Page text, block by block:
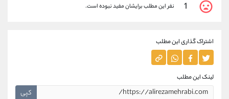
1 نفر این مطلب برایشان مفید نبوده است.
اشتراک گذاری این مطلب
لینک این مطلب
کپی